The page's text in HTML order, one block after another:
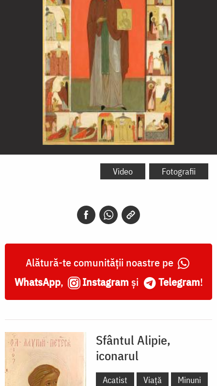
Sfântul
Video Fotografii
Alătură-te comunității noastre pe
WhatsApp, Instagram și Telegram!
Sfântul Alipie,
iconarul
Acatist Viață
Minuni